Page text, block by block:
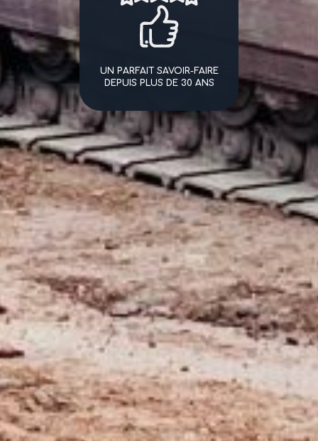
UN PARFAIT SAVOIR-FAIRE
DEPUIS PLUS DE 30 ANS